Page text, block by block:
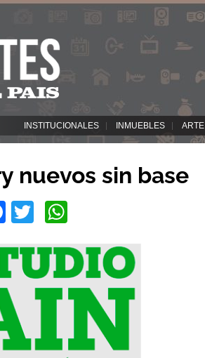
INSTITUCIONALES INMUEBLES ARTE
nuevos sin base
Facebook
Twitter